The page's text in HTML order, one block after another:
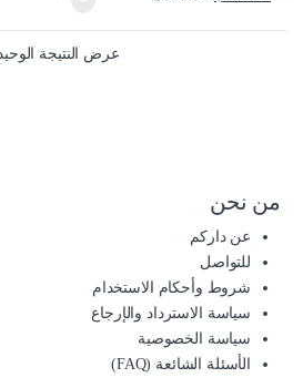
عرض النتيجة
من نحن
عن داركم
للتواصل
شروط وأحكام الاستخدام
سياسة الاسترداد والإرجاع
سياسة الخصوصية
الأسئلة الشائعة (FAQ)